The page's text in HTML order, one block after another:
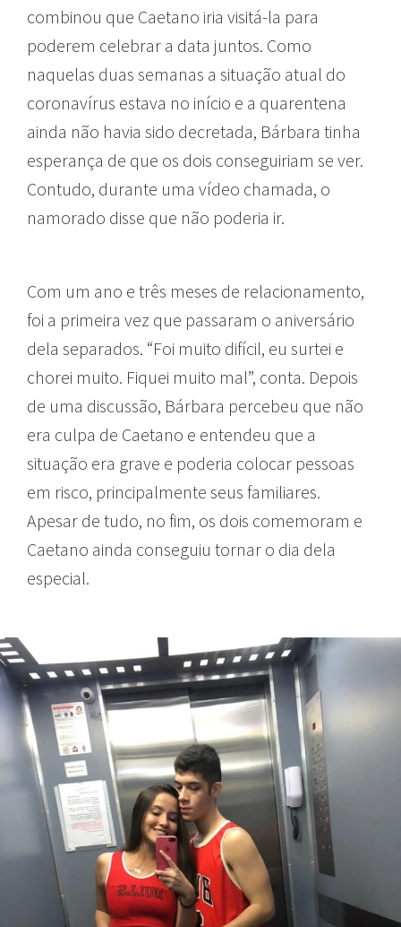
combinou que Caetano iria visitá-la para
poderem celebrar a data juntos. Como
naquelas duas semanas a situação atual do
coronavírus estava no início e a quarentena
ainda não havia sido decretada, Bárbara tinha
esperança de que os dois conseguiriam se ver.
Contudo, durante uma vídeo chamada, o
namorado disse que não poderia ir.
Com um ano e três meses de relacionamento,
foi a primeira vez que passaram o aniversário
dela separados. “Foi muito difícil, eu surtei e
chorei muito. Fiquei muito mal”, conta. Depois
de uma discussão, Bárbara percebeu que não
era culpa de Caetano e entendeu que a
situação era grave e poderia colocar pessoas
em risco, principalmente seus familiares.
Apesar de tudo, no fim, os dois comemoram e
Caetano ainda conseguiu tornar o dia dela
especial.